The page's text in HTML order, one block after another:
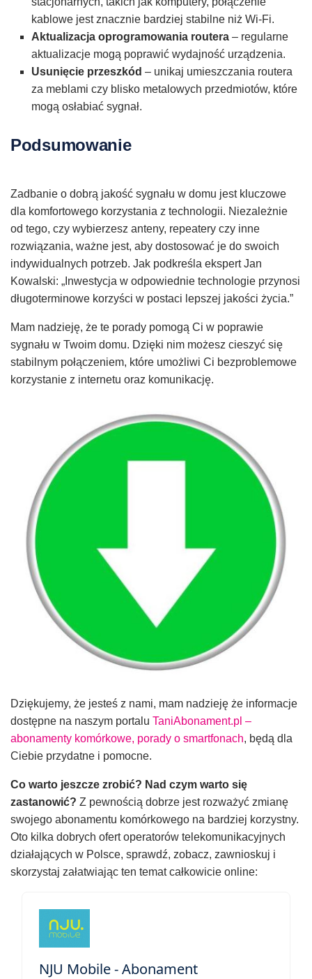
kablowe jest znacznie bardziej stabilne niż Wi-Fi.
Aktualizacja oprogramowania routera – regularne
aktualizacje mogą poprawić wydajność urządzenia.
Usunięcie przeszkód – unikaj umieszczania routera
za meblami czy blisko metalowych przedmiotów, które
mogą osłabiać sygnał.
Podsumowanie
Zadbanie o dobrą jakość sygnału w domu jest kluczowe
dla komfortowego korzystania z technologii. Niezależnie
od tego, czy wybierzesz anteny, repeatery czy inne
rozwiązania, ważne jest, aby dostosować je do swoich
indywidualnych potrzeb. Jak podkreśla ekspert Jan
Kowalski: „Inwestycja w odpowiednie technologie przynosi
długoterminowe korzyści w postaci lepszej jakości życia.”
Mam nadzieję, że te porady pomogą Ci w poprawie
sygnału w Twoim domu. Dzięki nim możesz cieszyć się
stabilnym połączeniem, które umożliwi Ci bezproblemowe
korzystanie z internetu oraz komunikację.
Dziękujemy, że jesteś z nami, mam nadzieję że informacje
dostępne na naszym portalu TaniAbonament.pl –
abonamenty komórkowe, porady o smartfonach, będą dla
Ciebie przydatne i pomocne.
Co warto jeszcze zrobić? Nad czym warto się
zastanowić? Z pewnością dobrze jest rozważyć zmianę
swojego abonamentu komórkowego na bardziej korzystny.
Oto kilka dobrych ofert operatorów telekomunikacyjnych
działających w Polsce, sprawdź, zobacz, zawnioskuj i
skorzystaj załatwiając ten temat całkowicie online:
NJU Mobile - Abonament